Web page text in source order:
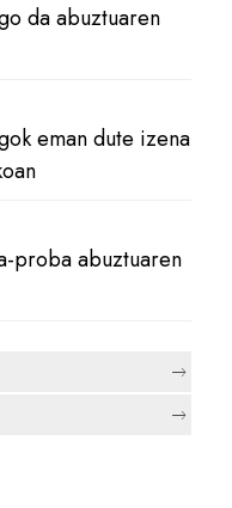
da abuztuaren
eman dute izena
proba abuztuaren